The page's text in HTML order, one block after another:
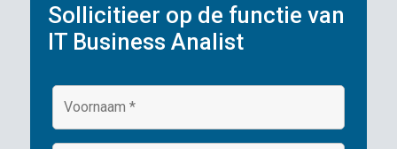
Sollicitieer op de functie van
IT Business Analist